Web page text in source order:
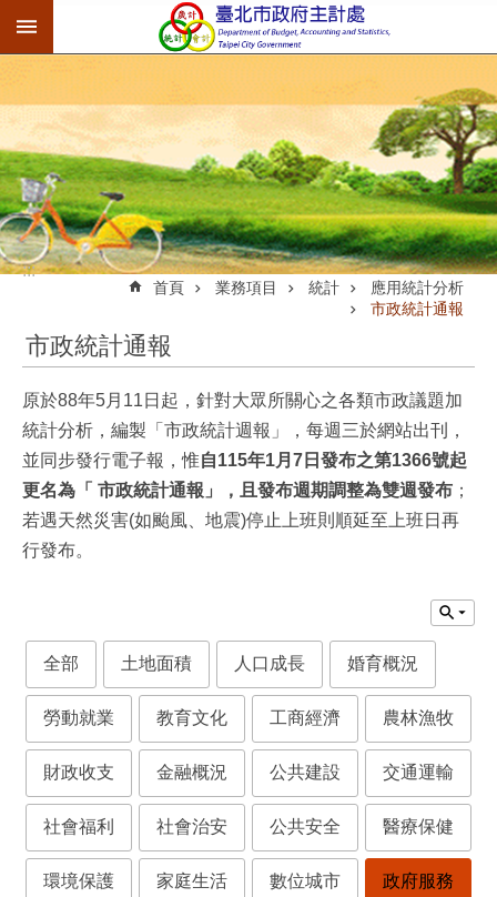
跳到主要內容區塊
:::
首頁 業務項目 統計
應用統計分析
市政統計通報
市政統計通報
原於88年5月11日起，針對大眾所關心之各類市政議題加
統計分析，編製「市政統計週報」，每週三於網站出刊，
並同步發行電子報，惟自115年1月7日發布之第1366號起
更名為「 市政統計通報」，且發布週期調整為雙週發布 ；
若遇天然災害(如颱風、地震)停止上班則順延至上班日再
行發布。
全部 土地面積 人口成長 婚育概況
勞動就業 教育文化 工商經濟 農林漁牧
財政收支 金融概況 公共建設 交通運輸
社會福利 社會治安 公共安全 醫療保健
環境保護 家庭生活 數位城市 政府服務